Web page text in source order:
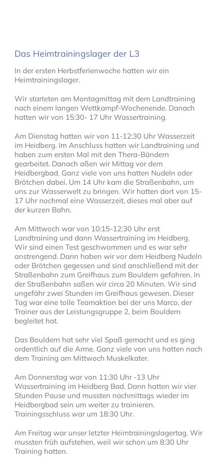
Das Heimtrainingslager der L3
In der ersten Herbstferienwoche hatten wir ein
Heimtrainingslager.
Wir starteten am Montagmittag mit dem Landtraining
nach einem langen Wettkampf-Wochenende. Danach
hatten wir von 15:30- 17 Uhr Wassertraining.
Am Dienstag hatten wir von 11-12:30 Uhr Wasserzeit
im Heidberg. Im Anschluss hatten wir Landtraining und
haben zum ersten Mal mit den Thera-Bändern
gearbeitet. Danach aßen wir Mittag vor dem
Heidbergbad. Ganz viele von uns hatten Nudeln oder
Brötchen dabei. Um 14 Uhr kam die Straßenbahn, um
uns zur Wasserwelt zu bringen. Wir hatten dort von 15-
17 Uhr nochmal eine Wasserzeit, dieses mal aber auf
der kurzen Bahn.
Am Mittwoch war von 10:15-12:30 Uhr erst
Landtraining und dann Wassertraining im Heidberg.
Wir sind einen Test geschwommen und es war sehr
anstrengend. Dann haben wir vor dem Heidberg Nudeln
oder Brötchen gegessen und sind anschließend mit der
Straßenbahn zum Greifhaus zum Bouldern gefahren. In
der Straßenbahn saßen wir circa 20 Minuten. Wir sind
ungefähr zwei Stunden im Greifhaus gewesen. Dieser
Tag war eine tolle Teamaktion bei der uns Marco, der
Trainer aus der Leistungsgruppe 2, beim Bouldern
begleitet hat.
Das Bouldern hat sehr viel Spaß gemacht und es ging
ordentlich auf die Arme. Ganz viele von uns hatten nach
dem Training am Mittwoch Muskelkater.
Am Donnerstag war von 11:30 Uhr -13 Uhr
Wassertraining im Heidberg Bad. Dann hatten wir vier
Stunden Pause und mussten nachmittags wieder im
Heidbergbad sein um weiter zu trainieren.
Trainingsschluss war um 18:30 Uhr.
Am Freitag war unser letzter Heimtrainingslagertag. Wir
mussten früh aufstehen, weil wir schon um 8:30 Uhr
Training hatten.